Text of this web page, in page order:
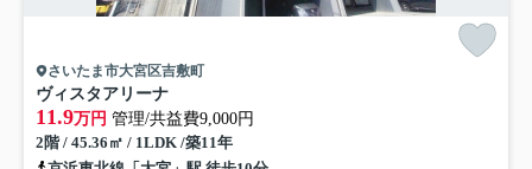
さいたま市大宮区吉敷町
ヴィスタアリーナ
11.9万円 管理/共益費9,000円
2階 / 45.36㎡ / 1LDK /築11年